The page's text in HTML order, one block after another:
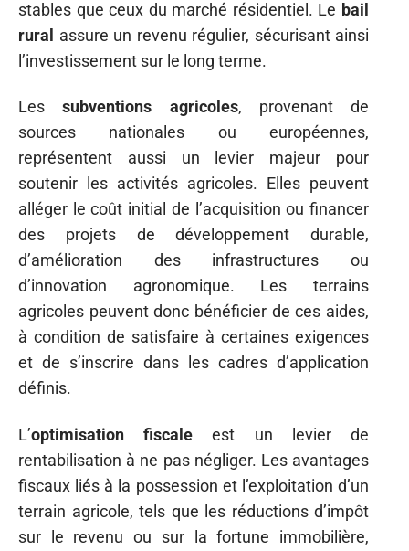
stables que ceux du marché résidentiel. Le bail
rural assure un revenu régulier, sécurisant ainsi
l’investissement sur le long terme.
Lessubventions agricoles, provenant de
sources nationales ou européennes,
représentent aussi un levier majeur pour
soutenir les activités agricoles. Elles peuvent
alléger le coût initial de l’acquisition ou financer
des projets de développement durable,
d’amélioration des infrastructures ou
d’innovation agronomique. Les terrains
agricoles peuvent donc bénéficier de ces aides,
à condition de satisfaire à certaines exigences
et de s’inscrire dans les cadres d’application
définis.
L’optimisation fiscale est un levier de
rentabilisation à ne pas négliger. Les avantages
fiscaux liés à la possession et l’exploitation d’un
terrain agricole, tels que les réductions d’impôt
sur le revenu ou sur la fortune immobilière,